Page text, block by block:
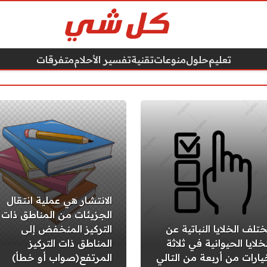
تعليمحلولمنوعاتتقنيةتفسير الأحلاممتفرقات
الخلايا النباتية عن
الحيوانية في ثلاثة
من أربعة من التالي
الانتشار هي عملية انتقال
الجزيئات من المناطق ذات
التركيز المنخفض إلى
المناطق ذات التركيز
المرتفع(صواب أو خطأ)